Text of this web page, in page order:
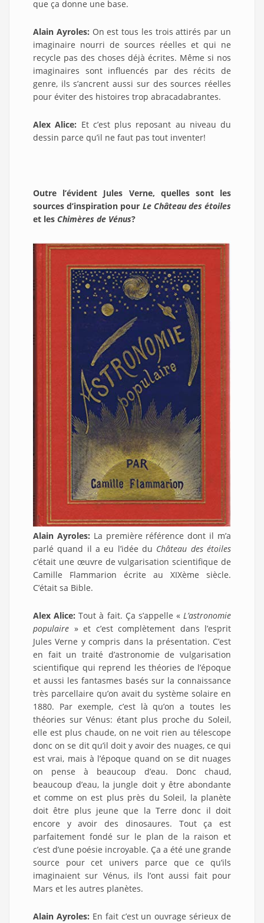
que ça donne une base.
Alain Ayroles: On est tous les trois attirés par un
imaginaire nourri de sources réelles et qui ne
recycle pas des choses déjà écrites. Même si nos
imaginaires sont influencés par des récits de
genre, ils s’ancrent aussi sur des sources réelles
pour éviter des histoires trop abracadabrantes.
Alex Alice: Et c’est plus reposant au niveau du
dessin parce qu’il ne faut pas tout inventer!
Outre l’évident Jules Verne, quelles sont les
sources d’inspiration pour Le Château des étoiles
et les Chimères de Vénus?
Alain Ayroles: La première référence dont il m’a
parlé quand il a eu l’idée du Château des étoiles
c’était une œuvre de vulgarisation scientifique de
Camille Flammarion écrite au XIXème siècle.
C’était sa Bible.
Alex Alice:Tout à fait. Ça s’appelle « L’astronomie
populaire » et c’est complètement dans l’esprit
Jules Verne y compris dans la présentation. C’est
en fait un traité d’astronomie de vulgarisation
scientifique qui reprend les théories de l’époque
et aussi les fantasmes basés sur la connaissance
très parcellaire qu’on avait du système solaire en
1880. Par exemple, c’est là qu’on a toutes les
théories sur Vénus: étant plus proche du Soleil,
elle est plus chaude, on ne voit rien au télescope
donc on se dit qu’il doit y avoir des nuages, ce qui
est vrai, mais à l’époque quand on se dit nuages
on pense à beaucoup d’eau. Donc chaud,
beaucoup d’eau, la jungle doit y être abondante
et comme on est plus près du Soleil, la planète
doit être plus jeune que la Terre donc il doit
encore y avoir des dinosaures. Tout ça est
parfaitement fondé sur le plan de la raison et
c’est d’une poésie incroyable. Ça a été une grande
source pour cet univers parce que ce qu’ils
imaginaient sur Vénus, ils l’ont aussi fait pour
Mars et les autres planètes.
Alain Ayroles: En fait c’est un ouvrage sérieux de